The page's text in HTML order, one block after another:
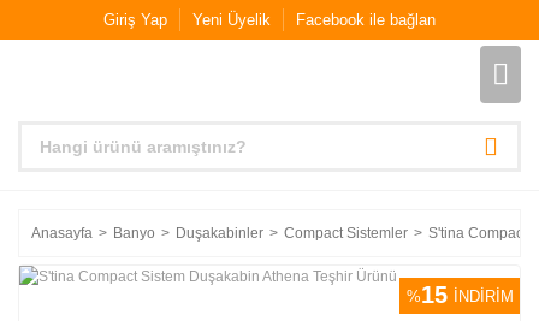
Giriş Yap Yeni Üyelik Facebook ile bağlan
Anasayfa Banyo Duşakabinler Compact Sistemler S'tina Compact
%15 İNDİRİM